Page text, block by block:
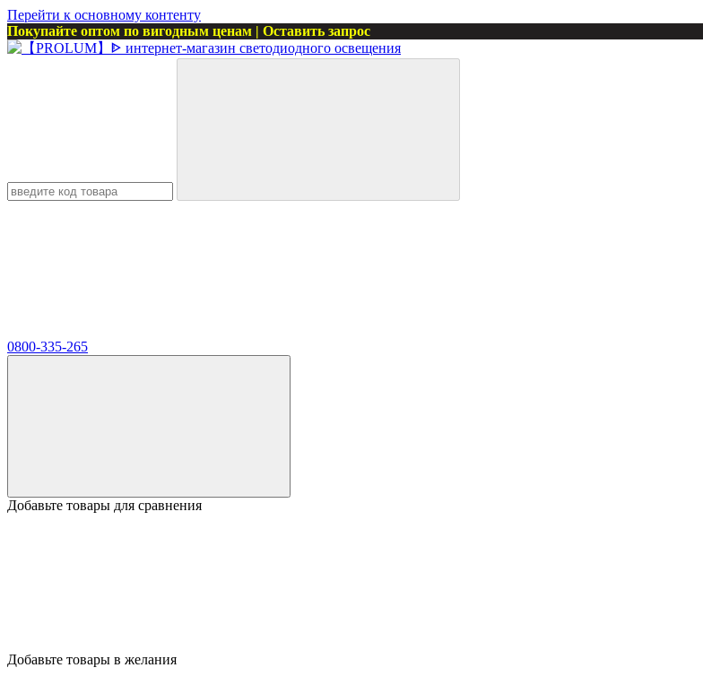
Перейти к основному контенту
Покупайте оптом по вигодным ценам | Оставить запрос
0800-335-265
Добавьте товары для сравнения
Добавьте товары в желания